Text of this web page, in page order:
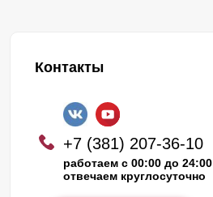
Контакты
+7 (381) 207-36-10
работаем с 00:00 до 24:00
отвечаем круглосуточно